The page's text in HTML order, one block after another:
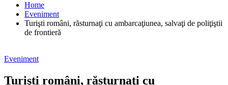
Home
Eveniment
Turişti români, răsturnaţi cu ambarcaţiunea, salvaţi de poliţiştii
de frontieră
Eveniment
Turişti români, răsturnaţi cu